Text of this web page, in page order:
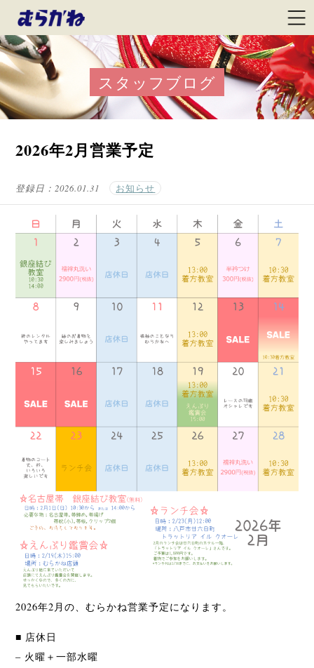
スタッフブログ
2026年2月営業予定
登録日： 2026.01.31 お知らせ
2026年2月の、むらかね営業予定になります。
■ 店休日
– 火曜＋一部水曜